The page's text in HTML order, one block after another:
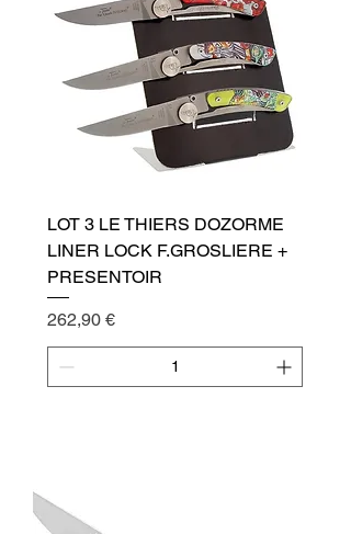
LOT 3 LE THIERS DOZORME
LINER LOCK F.GROSLIERE +
PRESENTOIR
Cena
262,90 €